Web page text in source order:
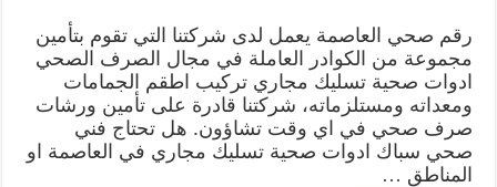
رقم صحي العاصمة يعمل لدى شركتنا التي تقوم بتأمين
مجموعة من الكوادر العاملة في مجال الصرف الصحي
ادوات صحية تسليك مجاري تركيب اطقم الجمامات
ومعداته ومستلزماته، شركتنا قادرة على تأمين ورشات
صرف صحي في اي وقت تشاؤون. هل تحتاج فني
صحي سباك ادوات صحية تسليك مجاري في العاصمة او
المناطق …